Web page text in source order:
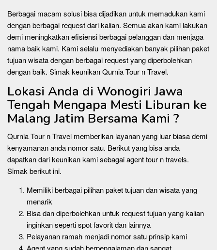
Berbagai macam solusi bisa dijadikan untuk memadukan kami
dengan berbagai request dari kalian. Semua akan kami lakukan
demi meningkatkan efisiensi berbagai pelanggan dan menjaga
nama baik kami. Kami selalu menyediakan banyak pilihan paket
tujuan wisata dengan berbagai request yang diperbolehkan
dengan baik. Simak keunikan Qurnia Tour n Travel.
Lokasi Anda di Wonogiri Jawa
Tengah Mengapa Mesti Liburan ke
Malang Jatim Bersama Kami ?
Qurnia Tour n Travel memberikan layanan yang luar biasa demi
kenyamanan anda nomor satu. Berikut yang bisa anda
dapatkan dari keunikan kami sebagai agent tour n travels.
Simak berikut ini.
Memiliki berbagai pilihan paket tujuan dan wisata yang
menarik
Bisa dan diperbolehkan untuk request tujuan yang kalian
inginkan seperti spot favorit dan lainnya
Pelayanan ramah menjadi nomor satu prinsip kami
Agent yang sudah berpengalaman dan sangat